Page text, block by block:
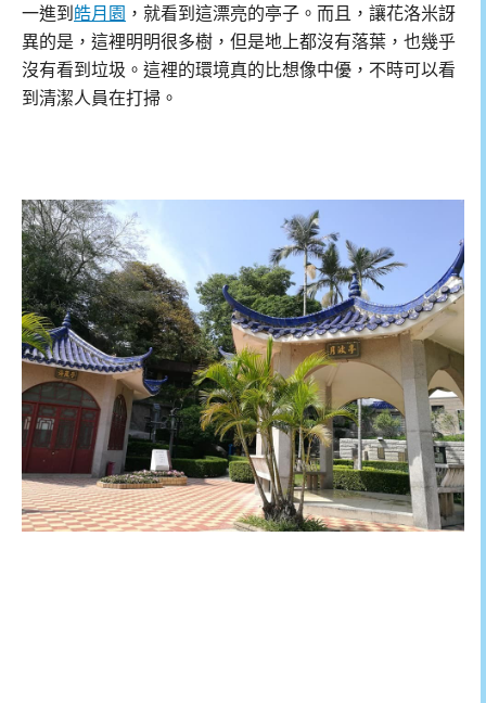
一進到 皓月園 ，就看到這漂亮的亭子。而且，讓花洛米訝
異的是，這裡明明很多樹，但是地上都沒有落葉，也幾乎
沒有看到垃圾。這裡的環境真的比想像中優，不時可以看
到清潔人員在打掃。